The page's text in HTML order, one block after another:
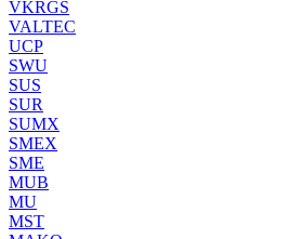
VKRGS
VALTEC
UCP
SWU
SUS
SUR
SUMX
SMEX
SME
MUB
MU
MST